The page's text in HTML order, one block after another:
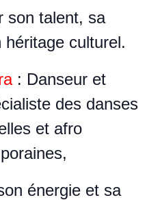
son talent, sa
culturel.
: Danseur et
des danses
et afro
énergie et sa